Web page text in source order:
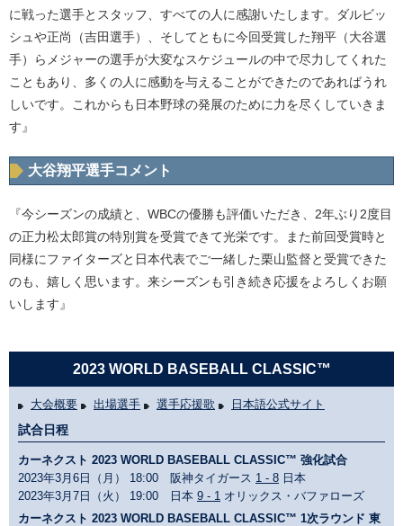
に戦った選手とスタッフ、すべての人に感謝いたします。ダルビッ
シュや正尚（吉田選手）、そしてともに今回受賞した翔平（大谷選
手）らメジャーの選手が大変なスケジュールの中で尽力してくれた
こともあり、多くの人に感動を与えることができたのであればうれ
しいです。これからも日本野球の発展のために力を尽くしていきま
す』
大谷翔平選手コメント
『今シーズンの成績と、WBCの優勝も評価いただき、2年ぶり2度目
の正力松太郎賞の特別賞を受賞できて光栄です。また前回受賞時と
同様にファイターズと日本代表でご一緒した栗山監督と受賞できた
のも、嬉しく思います。来シーズンも引き続き応援をよろしくお願
いします』
2023 WORLD BASEBALL CLASSIC™
大会概要 出場選手 選手応援歌 日本語公式サイト
試合日程
カーネクスト 2023 WORLD BASEBALL CLASSIC™ 強化試合
2023年3月6日（月） 18:00 阪神タイガース 1 - 8 日本
2023年3月7日（火） 19:00 日本 9 - 1 オリックス・バファローズ
カーネクスト 2023 WORLD BASEBALL CLASSIC™ 1次ラウンド 東